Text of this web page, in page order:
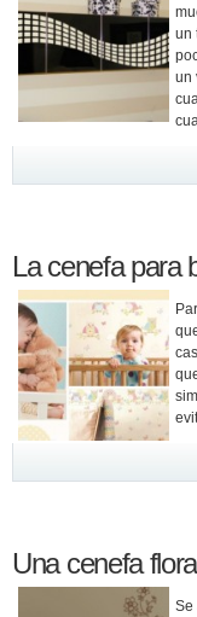
un
un
La cenefa para
Una cenefa
Se